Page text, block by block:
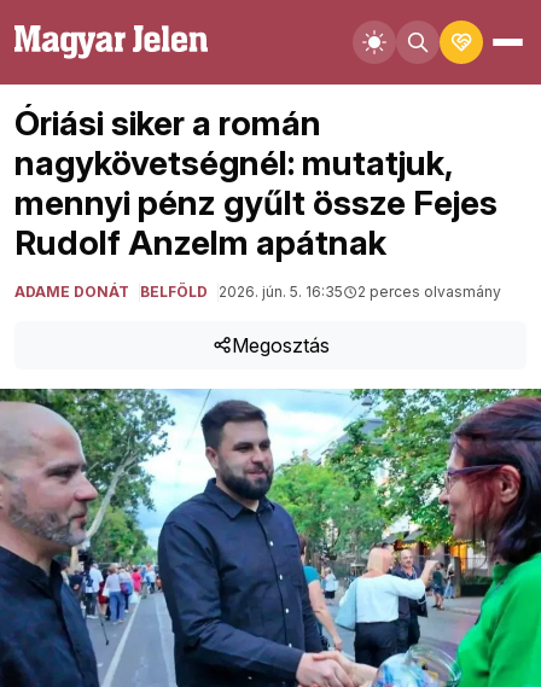
Óriási siker a román
nagykövetségnél: mutatjuk,
mennyi pénz gyűlt össze Fejes
Rudolf Anzelm apátnak
ADAME DONÁT BELFÖLD 2026. jún. 5. 16:35 2 perces olvasmány
Megosztás